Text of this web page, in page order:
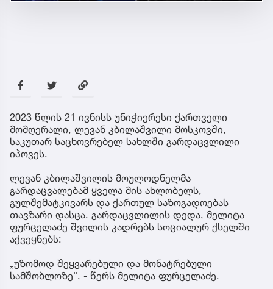
2023 წლის 21 ივნისს უნიჭიერესი ქართველი
მომღერალი, ლევან კბილაშვილი მოსკოვში,
საკუთარ საცხოვრებელ სახლში გარდაცვლილი
იპოვეს.
ლევან კბილაშვილის მოულოდნელმა
გარდაცვალებამ ყველა მის ახლობელს,
გულშემატკივარს და ქართულ საზოგადოებას
თავზარი დასცა. გარდაცვლილის დედა, მელიტა
ფურცელაძე შვილის კადრებს სოციალურ ქსელში
აქვეყნებს:
„უზომოდ შეყვარებული და მონატრებული
სამშობლოზე“, - წერს მელიტა ფურცელაძე.